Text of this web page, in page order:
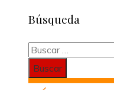
Búsqueda
Buscar: